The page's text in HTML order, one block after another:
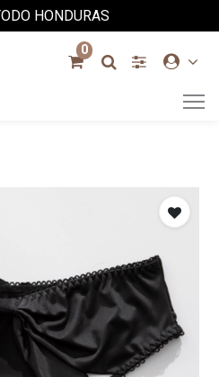
HONDURAS
0